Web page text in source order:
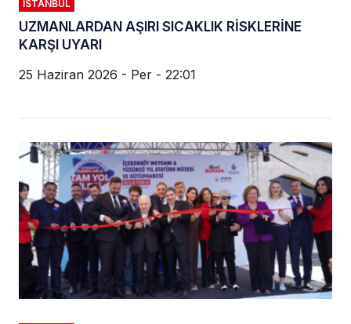
İSTANBUL
UZMANLARDAN AŞIRI SICAKLIK RİSKLERİNE
KARŞI UYARI
25 Haziran 2026 - Per - 22:01